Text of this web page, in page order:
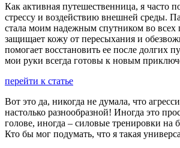
Как активная путешественница, я часто
стрессу и воздействию внешней среды.
стала моим надежным спутником во всех
защищает кожу от пересыхания и
помогает восстановить ее после долгих
мои руки всегда готовы к новым
перейти к статье
Вот это да, никогда не думала, что
настолько разнообразной! Иногда это
голове, иногда – силовые тренировки на
Кто бы мог подумать, что я такая